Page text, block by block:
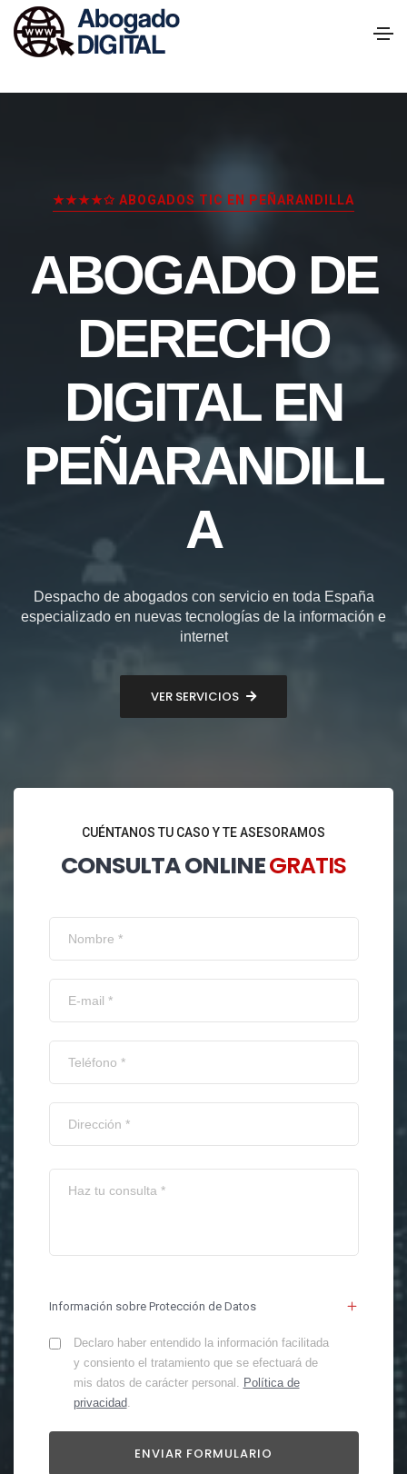
★★★★✩ ABOGADOS TIC EN PEÑARANDILLA
ABOGADO DE
DERECHO
DIGITAL EN
PEÑARANDILL
A
Despacho de abogados con servicio en toda España
especializado en nuevas tecnologías de la información e
internet
VER SERVICIOS
CUÉNTANOS TU CASO Y TE ASESORAMOS
CONSULTA ONLINEGRATIS
Información sobre Protección de Datos
Declaro haber entendido la información facilitada
y consiento el tratamiento que se efectuará de
mis datos de carácter personal. Política de
privacidad.